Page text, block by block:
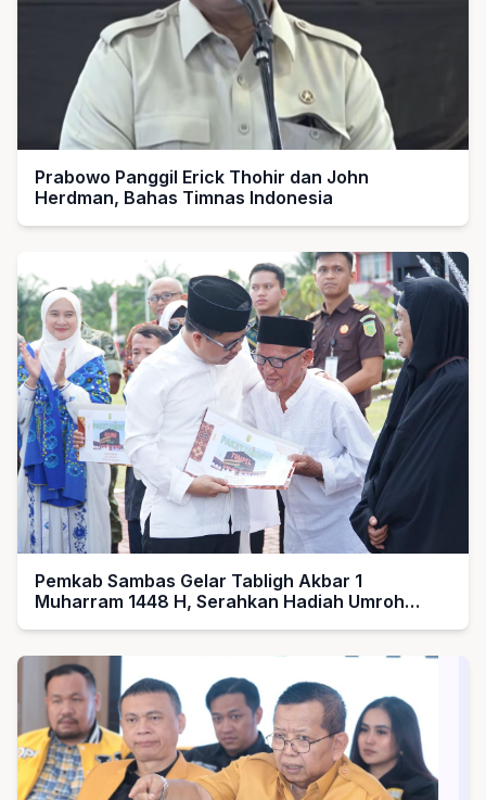
Prabowo Panggil Erick Thohir dan John
Herdman, Bahas Timnas Indonesia
Pemkab Sambas Gelar Tabligh Akbar 1
Muharram 1448 H, Serahkan Hadiah Umroh